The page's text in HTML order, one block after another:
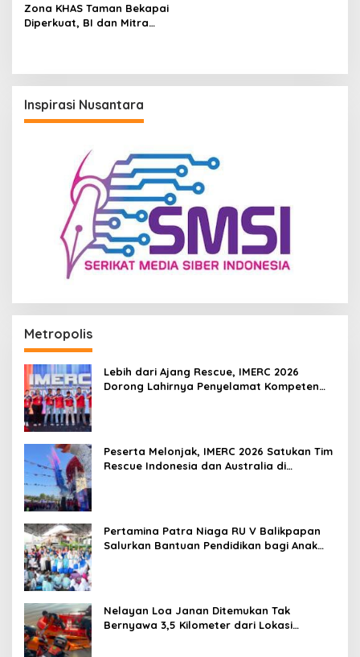
Zona KHAS Taman Bekapai
Diperkuat, BI dan Mitra
Inspirasi Nusantara
Metropolis
Lebih dari Ajang Rescue, IMERC 2026
Dorong Lahirnya Penyelamat Kompeten
Peserta Melonjak, IMERC 2026 Satukan Tim
Rescue Indonesia dan Australia di
Pertamina Patra Niaga RU V Balikpapan
Salurkan Bantuan Pendidikan bagi Anak
Nelayan Loa Janan Ditemukan Tak
Bernyawa 3,5 Kilometer dari Lokasi